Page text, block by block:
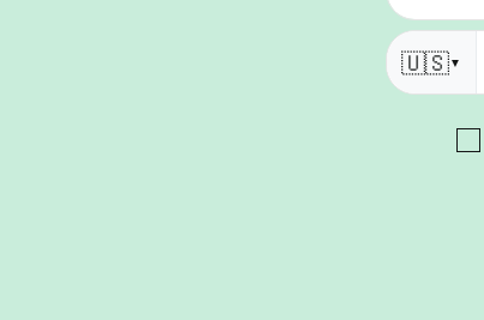
🇺🇸▼